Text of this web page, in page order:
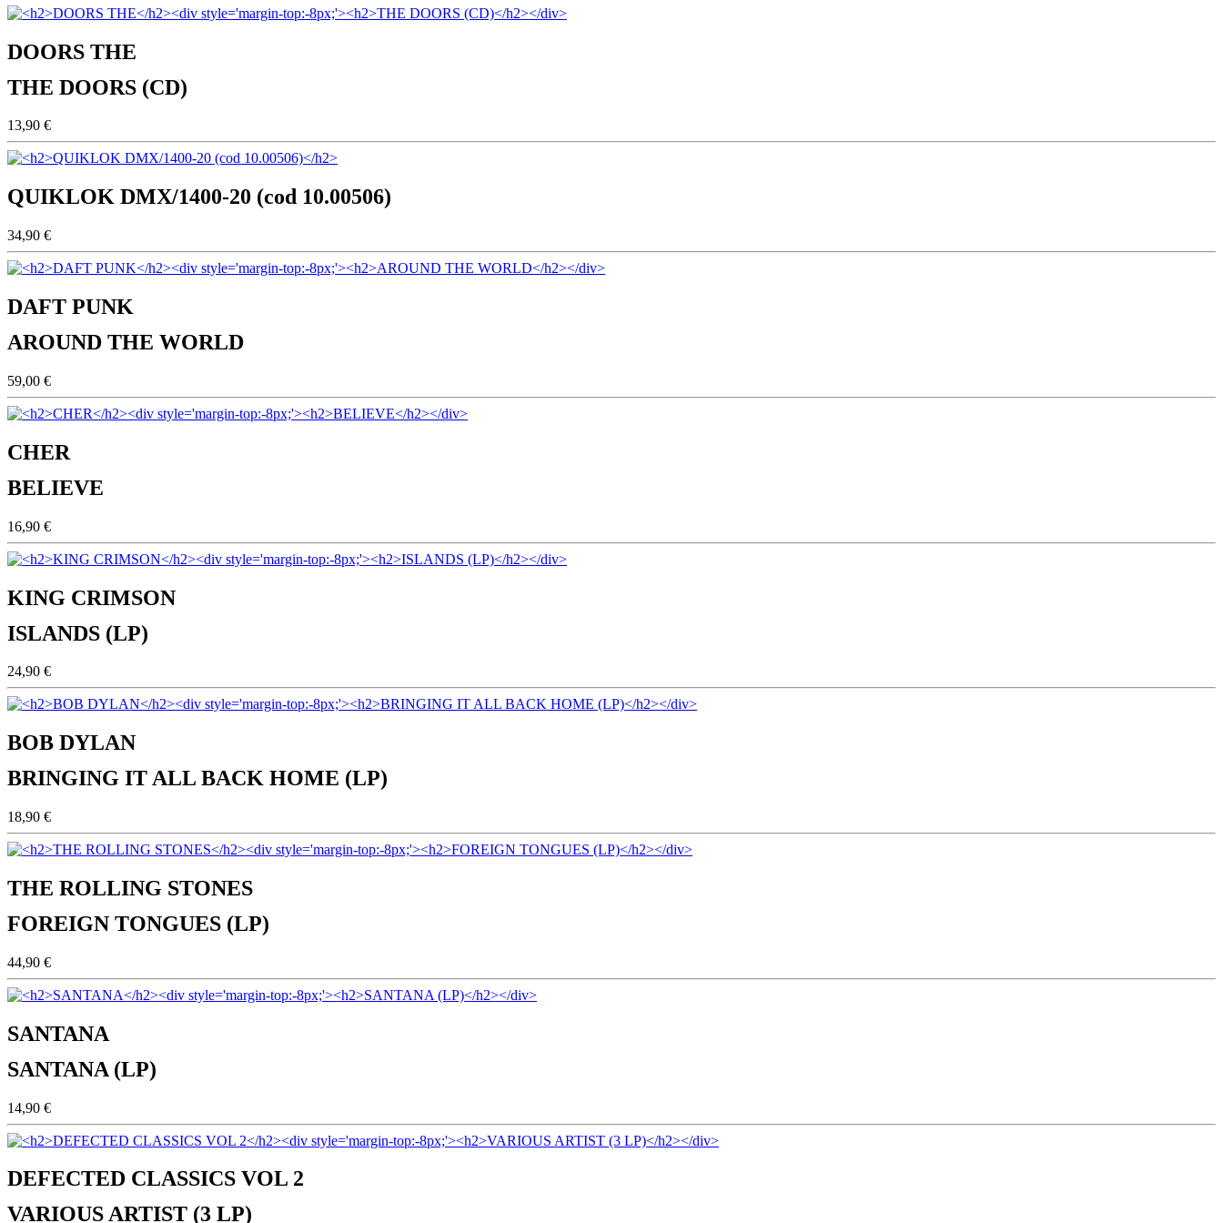
DOORS THE
THE DOORS (CD)
13,90 €
QUIKLOK DMX/1400-20 (cod 10.00506)
34,90 €
DAFT PUNK
AROUND THE WORLD
59,00 €
CHER
BELIEVE
16,90 €
KING CRIMSON
ISLANDS (LP)
24,90 €
BOB DYLAN
BRINGING IT ALL BACK HOME (LP)
18,90 €
THE ROLLING STONES
FOREIGN TONGUES (LP)
44,90 €
SANTANA
SANTANA (LP)
14,90 €
DEFECTED CLASSICS VOL 2
VARIOUS ARTIST (3 LP)